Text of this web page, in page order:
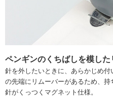
ペンギンのくちばしを模した
針を外したいときに、あらかじめ
の先端にリムーバーがあるため、
針がくっつくマグネット仕様。